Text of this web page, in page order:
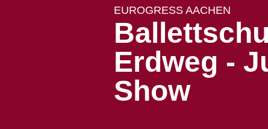
EUROGRESS AACHEN
Erdweg -
Show